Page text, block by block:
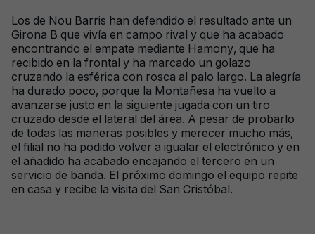
Los de Nou Barris han defendido el resultado ante un
Girona B que vivía en campo rival y que ha acabado
encontrando el empate mediante Hamony, que ha
recibido en la frontal y ha marcado un golazo
cruzando la esférica con rosca al palo largo. La alegría
ha durado poco, porque la Montañesa ha vuelto a
avanzarse justo en la siguiente jugada con un tiro
cruzado desde el lateral del área. A pesar de probarlo
de todas las maneras posibles y merecer mucho más,
el filial no ha podido volver a igualar el electrónico y en
el añadido ha acabado encajando el tercero en un
servicio de banda. El próximo domingo el equipo repite
en casa y recibe la visita del San Cristóbal.